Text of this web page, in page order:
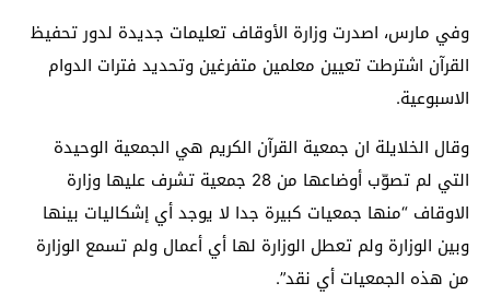
وفي مارس، اصدرت وزارة الأوقاف تعليمات جديدة لدور تحفيظ
القرآن اشترطت تعيين معلمين متفرغين وتحديد فترات الدوام
الاسبوعية.
وقال الخلايلة ان جمعية القرآن الكريم هي الجمعية الوحيدة
التي لم تصوّب أوضاعها من 28 جمعية تشرف عليها وزارة
الاوقاف “منها جمعيات كبيرة جدا لا يوجد أي إشكاليات بينها
وبين الوزارة ولم تعطل الوزارة لها أي أعمال ولم تسمع الوزارة
من هذه الجمعيات أي نقد”.